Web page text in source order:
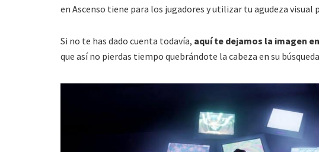
en Ascenso tiene para los jugadores y utilizar tu agudeza visual
Si no te has dado cuenta todavía, aquí te dejamos la imagen
que así no pierdas tiempo quebrándote la cabeza en su